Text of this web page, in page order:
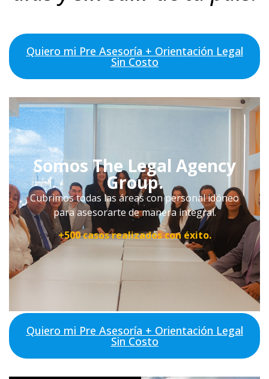
Quiero mi Pre Asesoría + Orientación Legal
Sin Costo
Somos The Legal Agency
Group.
Cubrimos todas las áreas con personal idóneo
para asesorarte de manera integral.
+500 casos realizados con éxito.
Quiero mi Pre Asesoría + Orientación Legal
Sin Costo